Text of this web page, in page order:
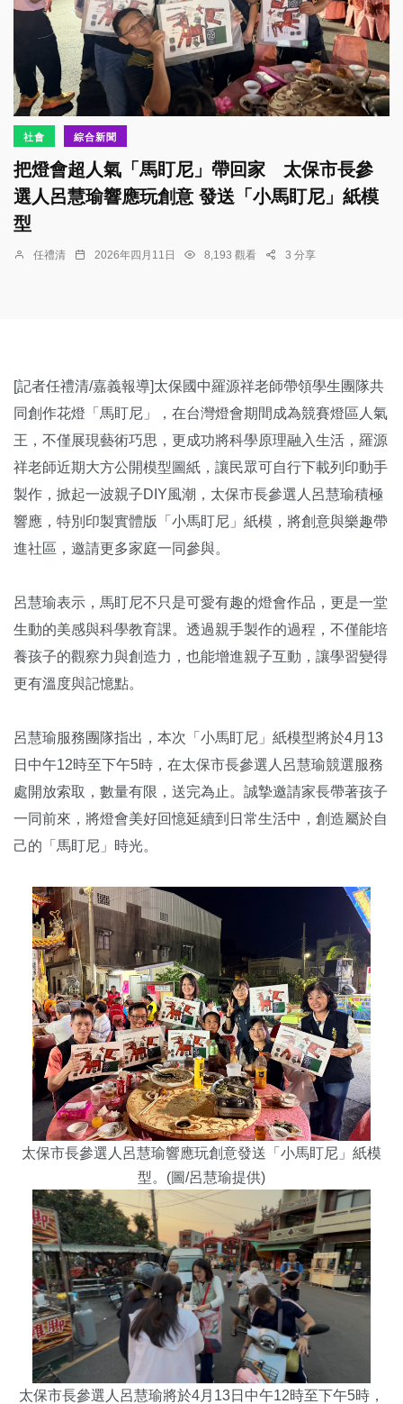
社會 綜合新聞
把燈會超人氣「馬盯尼」帶回家 太保市長參
選人呂慧瑜響應玩創意 發送「小馬盯尼」紙模
型
任禮清 2026年四月11日 8,193 觀看 3 分享
[記者任禮清/嘉義報導]太保國中羅源祥老師帶領學生團隊共
同創作花燈「馬盯尼」，在台灣燈會期間成為競賽燈區人氣
王，不僅展現藝術巧思，更成功將科學原理融入生活，羅源
祥老師近期大方公開模型圖紙，讓民眾可自行下載列印動手
製作，掀起一波親子DIY風潮，太保市長參選人呂慧瑜積極
響應，特別印製實體版「小馬盯尼」紙模，將創意與樂趣帶
進社區，邀請更多家庭一同參與。
呂慧瑜表示，馬盯尼不只是可愛有趣的燈會作品，更是一堂
生動的美感與科學教育課。透過親手製作的過程，不僅能培
養孩子的觀察力與創造力，也能增進親子互動，讓學習變得
更有溫度與記憶點。
呂慧瑜服務團隊指出，本次「小馬盯尼」紙模型將於4月13
日中午12時至下午5時，在太保市長參選人呂慧瑜競選服務
處開放索取，數量有限，送完為止。誠摯邀請家長帶著孩子
一同前來，將燈會美好回憶延續到日常生活中，創造屬於自
己的「馬盯尼」時光。
太保市長參選人呂慧瑜響應玩創意發送「小馬盯尼」紙模
型。(圖/呂慧瑜提供)
太保市長參選人呂慧瑜將於4月13日中午12時至下午5時，